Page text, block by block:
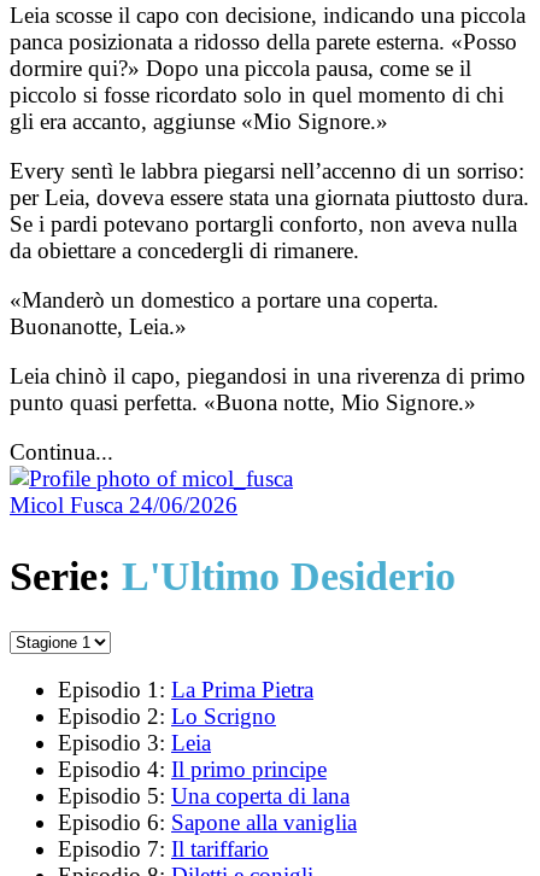
Leia scosse il capo con decisione, indicando una piccola
panca posizionata a ridosso della parete esterna. «Posso
dormire qui?» Dopo una piccola pausa, come se il
piccolo si fosse ricordato solo in quel momento di chi
gli era accanto, aggiunse «Mio Signore.»
Every sentì le labbra piegarsi nell’accenno di un sorriso:
per Leia, doveva essere stata una giornata piuttosto dura.
Se i pardi potevano portargli conforto, non aveva nulla
da obiettare a concedergli di rimanere.
«Manderò un domestico a portare una coperta.
Buonanotte, Leia.»
Leia chinò il capo, piegandosi in una riverenza di primo
punto quasi perfetta. «Buona notte, Mio Signore.»
Continua...
Micol Fusca 24/06/2026
Serie: L'Ultimo Desiderio
Episodio 1: La Prima Pietra
Episodio 2: Lo Scrigno
Episodio 3: Leia
Episodio 4: Il primo principe
Episodio 5: Una coperta di lana
Episodio 6: Sapone alla vaniglia
Episodio 7: Il tariffario